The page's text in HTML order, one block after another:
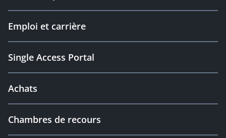
Emploi et carrière
Single Access Portal
Achats
Chambres de recours